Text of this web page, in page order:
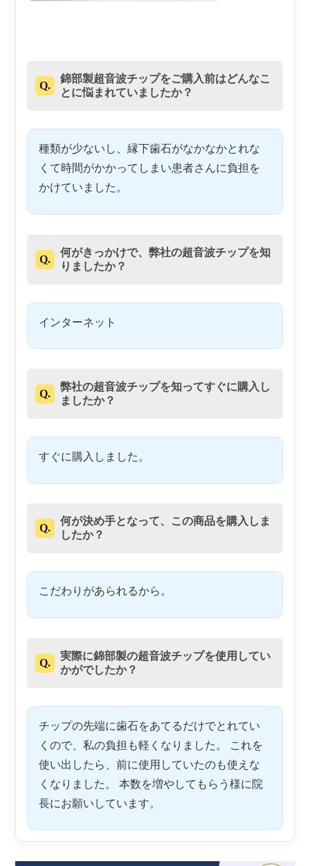
Q.
錦部製超音波チップをご購入前はどんなこ
とに悩まれていましたか？
種類が少ないし、縁下歯石がなかなかとれな
くて時間がかかってしまい患者さんに負担を
かけていました。
Q.
何がきっかけで、弊社の超音波チップを知
りましたか？
インターネット
Q.
弊社の超音波チップを知ってすぐに購入し
ましたか？
すぐに購入しました。
Q.
何が決め手となって、この商品を購入しま
したか？
こだわりがあられるから。
Q.
実際に錦部製の超音波チップを使用してい
かがでしたか？
チップの先端に歯石をあてるだけでとれてい
くので、私の負担も軽くなりました。 これを
使い出したら、前に使用していたのも使えな
くなりました。 本数を増やしてもらう様に院
長にお願いしています。